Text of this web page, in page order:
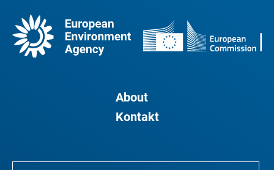
About
Kontakt